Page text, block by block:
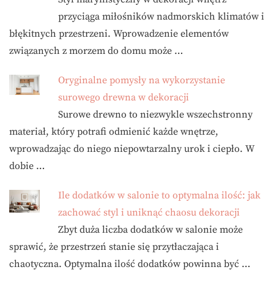
przyciąga miłośników nadmorskich klimatów i
błękitnych przestrzeni. Wprowadzenie elementów
związanych z morzem do domu może …
Oryginalne pomysły na wykorzystanie
surowego drewna w dekoracji
Surowe drewno to niezwykle wszechstronny
materiał, który potrafi odmienić każde wnętrze,
wprowadzając do niego niepowtarzalny urok i ciepło. W
dobie …
Ile dodatków w salonie to optymalna ilość: jak
zachować styl i uniknąć chaosu dekoracji
Zbyt duża liczba dodatków w salonie może
sprawić, że przestrzeń stanie się przytłaczająca i
chaotyczna. Optymalna ilość dodatków powinna być …